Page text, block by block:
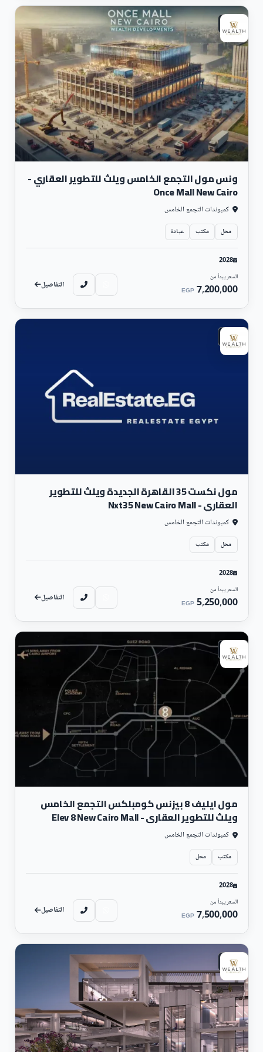
3 أبراج شقق فندقية في دبي.
جامعة نور مبارك في كازاخستان.
كمبوندات سكنية في الشيخ زايد وأكتوبر وحدائق أكتوبر.
امتداد مستشفى الصفوة في أكتوبر.
مول جيفال العاصمة الإدارية الجديدة Mall Jeval New Capital
تجارى
ونس مول التجمع الخامس ويلث للتطوير العقاري -
Once Mall New Cairo
كمبوندات التجمع الخامس
محل مكتب عيادة
2028
السعر يبدأ من
7,200,000
EGP التفاصيل
تجارى
مول نكست 35 القاهرة الجديدة ويلث للتطوير
العقاري - Nxt35 New Cairo Mall
كمبوندات التجمع الخامس
محل مكتب
2028
السعر يبدأ من
5,250,000
EGP التفاصيل
تجارى
مول ايليف 8 بيزنس كومبلكس التجمع الخامس
ويلث للتطوير العقاري - Elev 8 New Cairo Mall
كمبوندات التجمع الخامس
مكتب محل
2028
السعر يبدأ من
7,500,000
EGP التفاصيل
تجارى